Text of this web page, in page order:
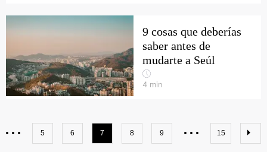
9 cosas que deberías
saber antes de
mudarte a Seúl
4 min
5 6 7 8 9 15